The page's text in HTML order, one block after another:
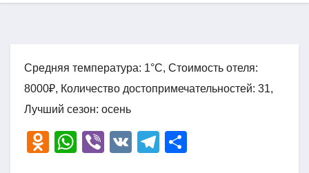
Средняя температура: 1°C, Стоимость отеля:
8000₽, Количество достопримечательностей: 31,
Лучший сезон: осень
O
W
Vi
V
T